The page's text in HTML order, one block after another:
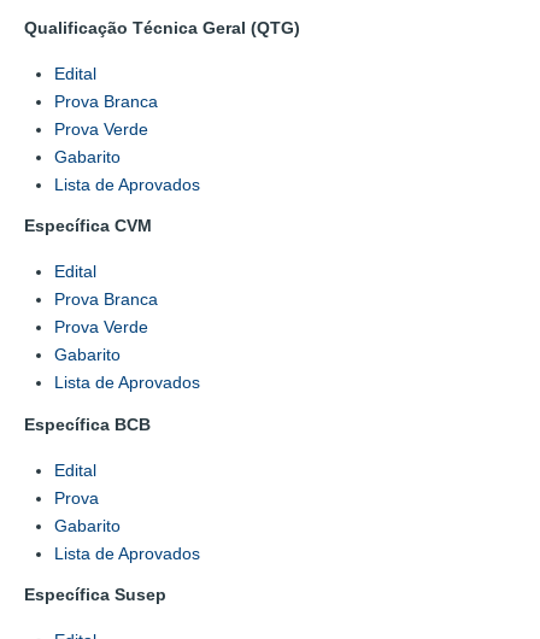
Qualificação Técnica Geral (QTG)
Edital
Prova Branca
Prova Verde
Gabarito
Lista de Aprovados
Específica CVM
Edital
Prova Branca
Prova Verde
Gabarito
Lista de Aprovados
Específica BCB
Edital
Prova
Gabarito
Lista de Aprovados
Específica Susep